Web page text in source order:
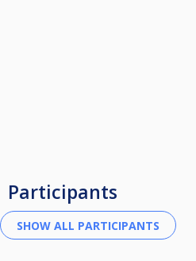
Participants